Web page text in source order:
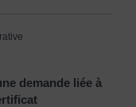
demande liée à